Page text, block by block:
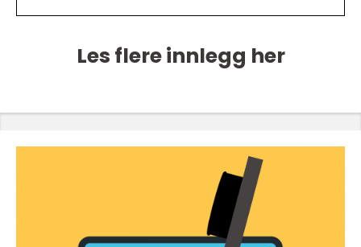
Les flere innlegg her